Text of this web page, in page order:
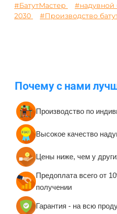
#БатутМастер #надувной
2030
#Производство
Почему с нами
Производство по
Высокое качество
Цены ниже, чем у
Предоплата всего от
получении
Гарантия - на всю